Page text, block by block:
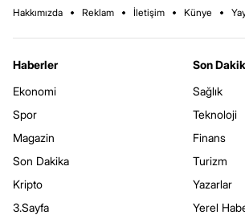
Hakkımızda Reklam İletişim Künye
Haberler
Ekonomi
Spor
Magazin
Son Dakika
Kripto
3.Sayfa
Son
Sağlık
Teknoloji
Finans
Turizm
Yazarlar
Yerel